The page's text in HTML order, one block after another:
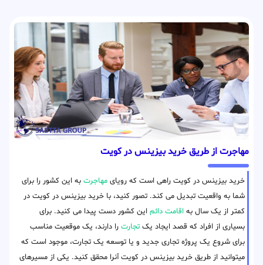
مهاجرت از طریق خرید بیزینس در کویت
خرید بیزینس در کویت راهی است که رویای مهاجرت به این کشور را برای
شما به واقعیت تبدیل می کند. تصور کنید، با خرید بیزینس در کویت در
کمتر از یک سال به اقامت دائم این کشور دست پیدا می کنید. برای
بسیاری از افراد که قصد ایجاد یک تجارت را دارند، یک موقعیت مناسب
برای شروع یک پروژه تجاری جدید و یا توسعه یک تجارت، موجود است که
میتوانید از طریق خرید بیزینس در کویت آنرا محقق کنید. یکی از مسیرهای